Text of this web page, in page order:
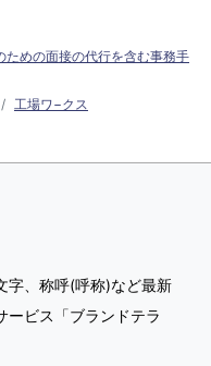
ための面接の代行を含む事務手
工場ワ−クス
字、称呼(呼称)など最新
ービス「ブランドテラ